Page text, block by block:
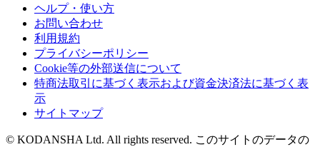
ヘルプ・使い方
お問い合わせ
利用規約
プライバシーポリシー
Cookie等の外部送信について
特商法取引に基づく表示および資金決済法に基づく表
示
サイトマップ
© KODANSHA Ltd. All rights reserved. このサイトのデータの